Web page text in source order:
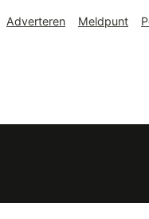
Adverteren Meldpunt